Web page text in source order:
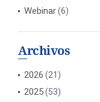
Webinar(6)
Archivos
2026 (21)
2025(53)